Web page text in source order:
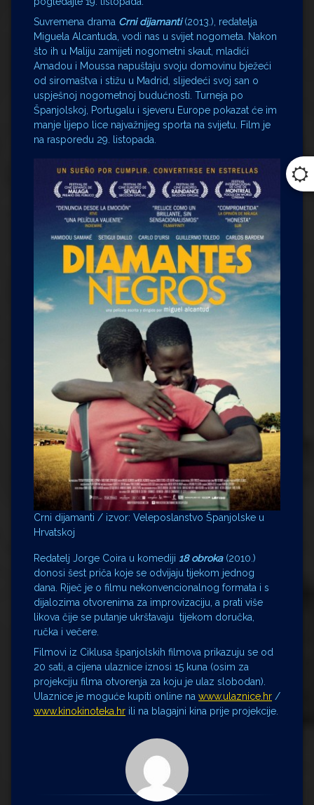
Suvremena drama Crni dijamanti(2013.), redatelja
Miguela Alcantuda, vodi nas u svijet nogometa. Nakon
što ih u Maliju zamijeti nogometni skaut, mladići
Amadou i Moussa napuštaju svoju domovinu bježeći
od siromaštva i stižu u Madrid, slijedeći svoj san o
uspješnoj nogometnoj budućnosti. Turneja po
Španjolskoj, Portugalu i sjeveru Europe pokazat će im
manje lijepo lice najvažnijeg sporta na svijetu. Film je
na rasporedu 29. listopada.
Crni dijamanti / izvor: Veleposlanstvo Španjolske u
Hrvatskoj
Redatelj Jorge Coira u komediji 18 obroka(2010.)
donosi šest priča koje se odvijaju tijekom jednog
dana. Riječ je o filmu nekonvencionalnog formata i s
dijalozima otvorenima za improvizaciju, a prati više
likova čije se putanje ukrštavaju tijekom doručka,
ručka i večere.
Filmovi iz Ciklusa španjolskih filmova prikazuju se od
20 sati, a cijena ulaznice iznosi 15 kuna (osim za
projekciju filma otvorenja za koju je ulaz slobodan).
Ulaznice je moguće kupiti online na www.ulaznice.hr /
www.kinokinoteka.hr ili na blagajni kina prije projekcije.